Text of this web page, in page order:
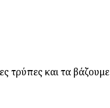
τρύπες και τα βάζουμε